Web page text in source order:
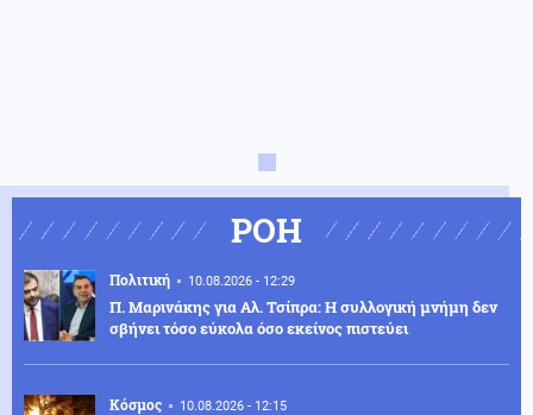
ΡΟΗ
Πολιτική 10.08.2026 - 12:29
Π. Μαρινάκης για Αλ. Τσίπρα: Η συλλογική μνήμη δεν
σβήνει τόσο εύκολα όσο εκείνος πιστεύει
Κόσμος 10.08.2026 - 12:15